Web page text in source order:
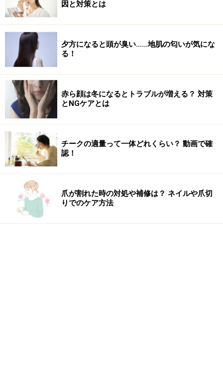
因と対策とは
夕方になると頭が臭い……地肌の匂いが気にな
る！
赤ら顔は冬になるとトラブルが増える？ 対策
とNGケアとは
チークの適量って一体どれくらい？ 動画で確
認！
爪が割れた時の対処や補修は？ ネイルや爪切
りでのケア方法